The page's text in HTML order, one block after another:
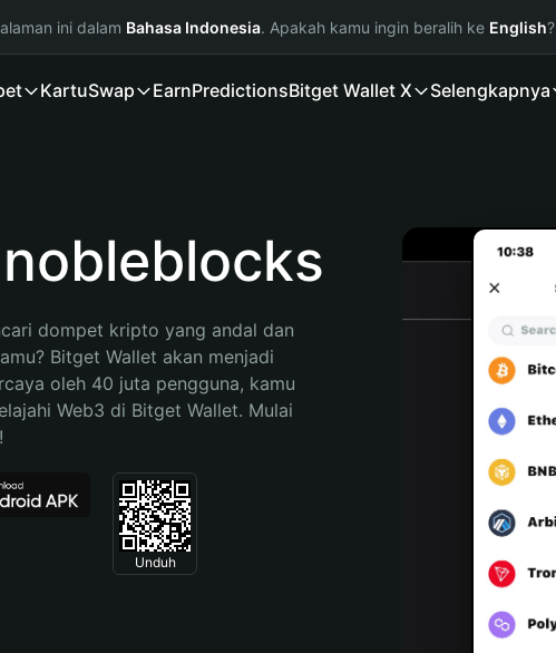
ini dalam Bahasa Indonesia. Apakah kamu ingin beralih ke English?
KartuSwap EarnPredictionsBitget Wallet X Selengkapnya
dompet kripto yang andal dan
Bitget Wallet akan menjadi
oleh 40 juta pengguna, kamu
Web3 di Bitget Wallet. Mulai
Unduh